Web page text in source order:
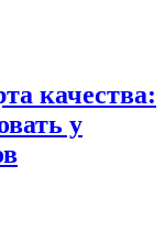
качества:
у